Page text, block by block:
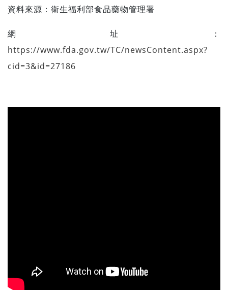
資料來源： 衛生福利部食品藥物管理署
網址：
https://www.fda.gov.tw/TC/newsContent.aspx?
cid=3&id=27186